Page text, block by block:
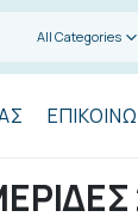
All Categories